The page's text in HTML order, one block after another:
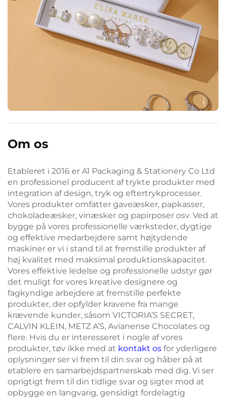
Om os
Etableret i 2016 er A1 Packaging & Stationery Co Ltd
en professionel producent af trykte produkter med
integration af design, tryk og eftertrykprocesser.
Vores produkter omfatter gaveæsker, papkasser,
chokoladeæsker, vinæsker og papirposer osv. Ved at
bygge på vores professionelle værksteder, dygtige
og effektive medarbejdere samt højtydende
maskiner er vi i stand til at fremstille produkter af
høj kvalitet med maksimal produktionskapacitet.
Vores effektive ledelse og professionelle udstyr gør
det muligt for vores kreative designere og
fagkyndige arbejdere at fremstille perfekte
produkter, der opfylder kravene fra mange
krævende kunder, såsom VICTORIA’S SECRET,
CALVIN KLEIN, METZ A’S, Avianense Chocolates og
flere. Hvis du er interesseret i nogle af vores
produkter, tøv ikke med at kontakt os for yderligere
oplysninger ser vi frem til din svar og håber på at
etablere en samarbejdspartnerskab med dig. Vi ser
oprigtigt frem til din tidlige svar og sigter mod at
opbygge en langvarig, gensidigt fordelagtig